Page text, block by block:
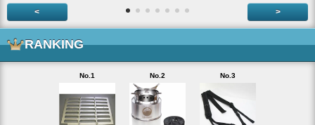
< >
RANKING
No.1 No.2 No.3